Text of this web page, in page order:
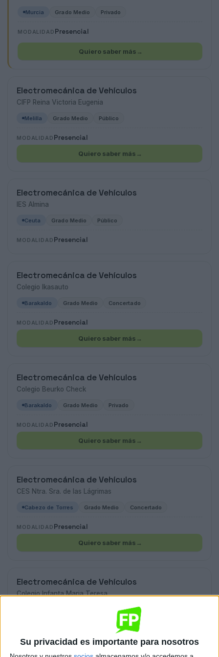
Su privacidad es importante para nosotros
Murcia Grado Medio Privado
MODALIDAD Presencial
Quiero saber más →
Electromecánica de Vehículos
CIFP Reina Victoria Eugenia
Melilla Grado Medio Público
MODALIDAD Presencial
Quiero saber más →
Electromecánica de Vehículos
IES Almina
Ceuta Grado Medio Público
MODALIDAD Presencial
Electromecánica de Vehículos
Colegio Ikasauto
Barakaldo Grado Medio Concertado
MODALIDAD Presencial
Quiero saber más →
Electromecánica de Vehículos
Colegio Beurko Check
Barakaldo Grado Medio Privado
MODALIDAD Presencial
Quiero saber más →
Electromecánica de Vehículos
CES Ntra. Sra. de las Lágrimas
Cabezo de Torres Grado Medio Concertado
MODALIDAD Presencial
Quiero saber más →
Electromecánica de Vehículos
Colegio Infanta Maria Teresa
Privado